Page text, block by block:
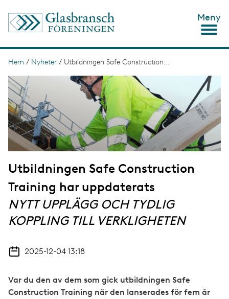
Meny
L
ä
n
k
s
t
g
Hem / Nyheter / Utbildningen Safe Construction...
I
m
a
g
e
Utbildningen Safe Construction
Training har uppdaterats
NYTT UPPLÄGG OCH TYDLIG
KOPPLING TILL VERKLIGHETEN
2025-12-04 13:18
Var du den av dem som gick utbildningen Safe
Construction Training när den lanserades för fem år